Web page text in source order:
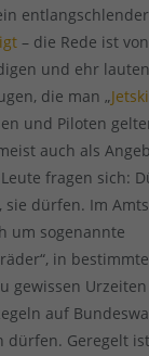
– die Rede ist
und ehr lauten
die man „
und Piloten
auch als
fragen sich:
sie dürfen. Im
um sogenannte
in
gewissen
auf
dürfen. Geregelt